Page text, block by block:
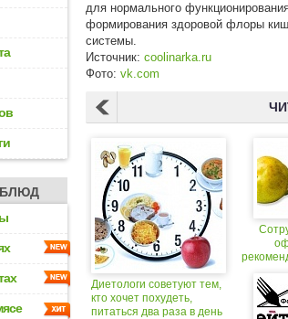
для нормального
формирования здоровой флоры
системы.
Источник: coolinarka.ru
Фото: vk.com
Диетологи советуют тем,
кто хочет похудеть,
питаться два раза в день